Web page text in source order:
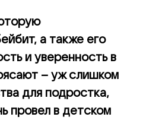
а также его
и уверенность в
– уж слишком
для подростка,
провел в детском